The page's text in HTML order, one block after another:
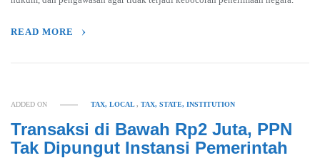
READ MORE
ADDED ON TAX, LOCAL,TAX, STATE, INSTITUTION
Transaksi di Bawah Rp2 Juta, PPN
Tak Dipungut Instansi Pemerintah